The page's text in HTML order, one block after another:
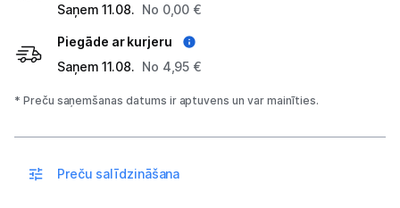
Sviestmaižu tosteri
Grili
Saņem 11.08. No 0,00 €
Piegāde ar kurjeru
Saņem 11.08. No 4,95 €
* Preču saņemšanas datums ir aptuvens un var mainīties.
Preču salīdzināšana